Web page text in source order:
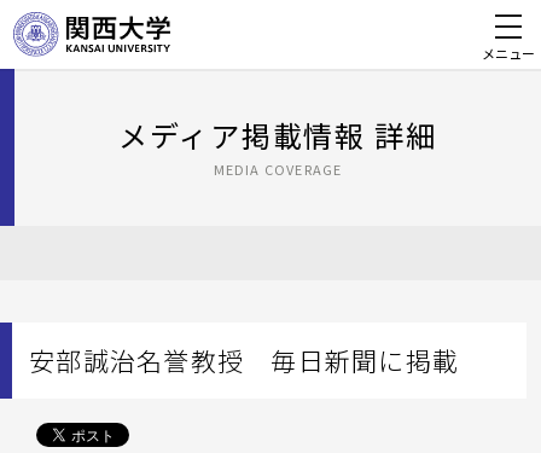
メニュー
メディア掲載情報 詳細
MEDIA COVERAGE
安部誠治名誉教授 毎日新聞に掲載